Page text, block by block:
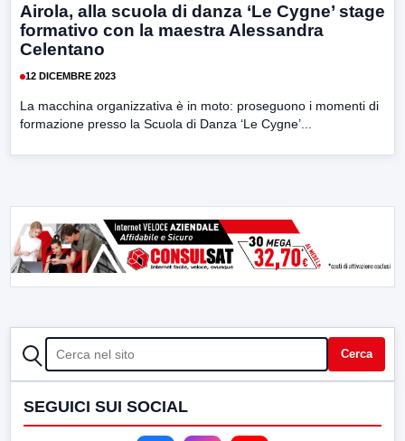
Airola, alla scuola di danza ‘Le Cygne’ stage
formativo con la maestra Alessandra
Celentano
12 DICEMBRE 2023
La macchina organizzativa è in moto: proseguono i momenti di
formazione presso la Scuola di Danza ‘Le Cygne’...
CERCA Cerca
SEGUICI SUI SOCIAL